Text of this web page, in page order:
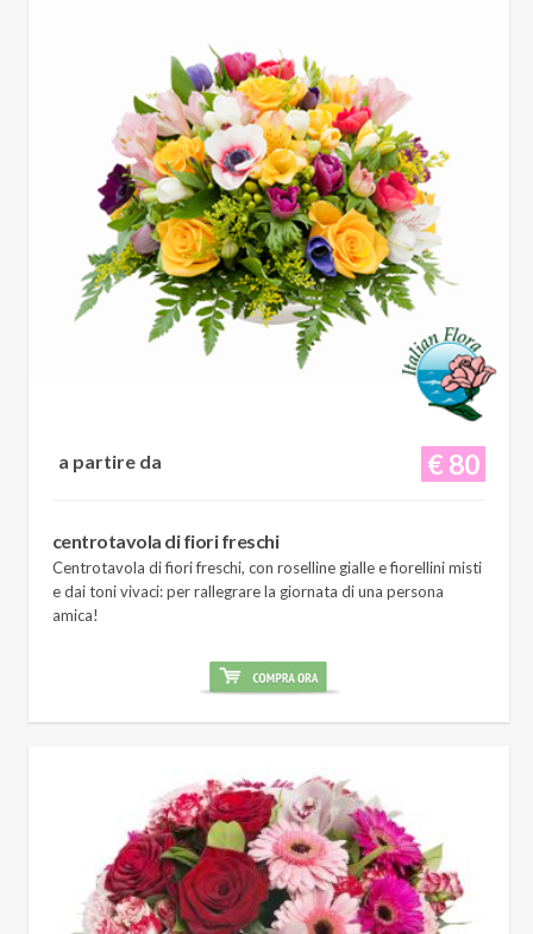
€ 80
a partire da
centrotavola di fiori freschi
Centrotavola di fiori freschi, con roselline gialle e fiorellini misti
e dai toni vivaci: per rallegrare la giornata di una persona
amica!